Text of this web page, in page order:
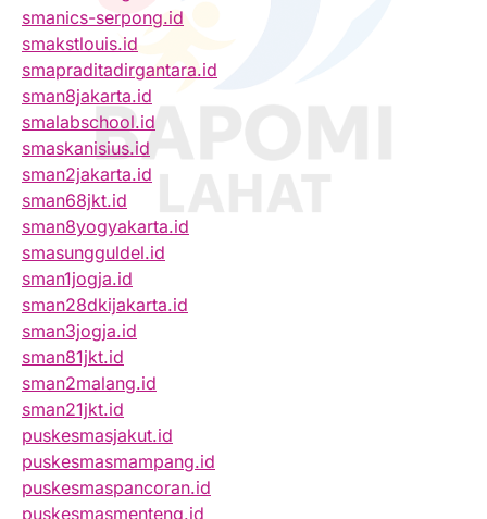
smanics-serpong.id
smakstlouis.id
smapraditadirgantara.id
sman8jakarta.id
smalabschool.id
smaskanisius.id
sman2jakarta.id
sman68jkt.id
sman8yogyakarta.id
smasungguldel.id
sman1jogja.id
sman28dkijakarta.id
sman3jogja.id
sman81jkt.id
sman2malang.id
sman21jkt.id
puskesmasjakut.id
puskesmasmampang.id
puskesmaspancoran.id
puskesmasmenteng.id